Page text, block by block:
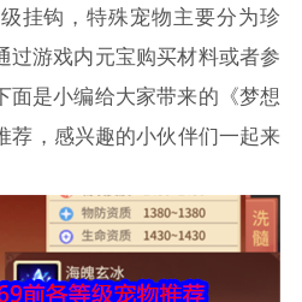
挂钩，特殊宠物主要分为珍
过游戏内元宝购买材料或者参
面是小编给大家带来的《梦想
荐，感兴趣的小伙伴们一起来